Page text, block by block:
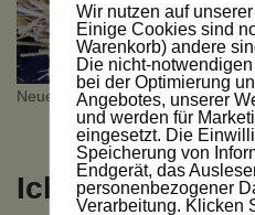
Neues Stroh – bisher nur einmal
Ich starte am
Wir nutzen auf
Einige Cookies sind
Warenkorb) andere
Die nicht-
bei der Optimierung
Angebotes, unserer
und werden für
eingesetzt. Die
Speicherung von
Endgerät, das
personenbezogener
Verarbeitung. Klicken